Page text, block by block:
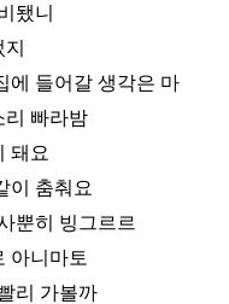
됐니
에 들어갈 생각은 마
리 빠라밤
돼요
이 춤춰요
뿐히 빙그르르
아니마토
리 가볼까